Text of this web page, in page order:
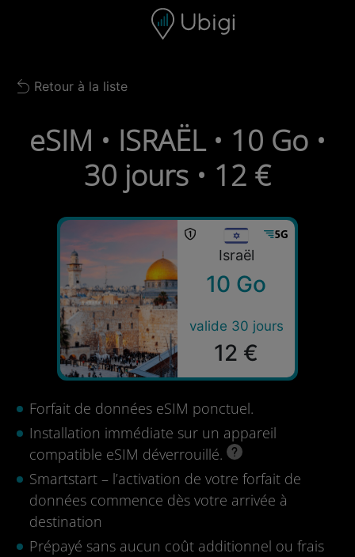
Barre de navigation Bas de page
Back to list
Retour à la liste
eSIM • ISRAËL • 10 Go •
30 jours • 12 €
Israël
10 Go
valide 30 jours
12 €
Forfait de données eSIM ponctuel.
Installation immédiate sur un appareil
compatible eSIM déverrouillé.
Smartstart – l’activation de votre forfait de
données commence dès votre arrivée à
destination
Prépayé sans aucun coût additionnel ou frais